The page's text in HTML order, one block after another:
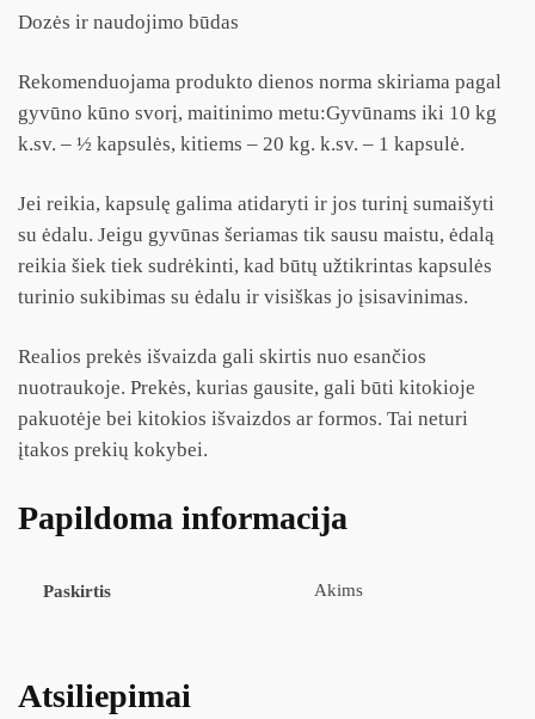
Dozės ir naudojimo būdas
Rekomenduojama produkto dienos norma skiriama pagal
gyvūno kūno svorį, maitinimo metu:Gyvūnams iki 10 kg
k.sv. – ½ kapsulės, kitiems – 20 kg. k.sv. – 1 kapsulė.
Jei reikia, kapsulę galima atidaryti ir jos turinį sumaišyti
su ėdalu. Jeigu gyvūnas šeriamas tik sausu maistu, ėdalą
reikia šiek tiek sudrėkinti, kad būtų užtikrintas kapsulės
turinio sukibimas su ėdalu ir visiškas jo įsisavinimas.
Realios prekės išvaizda gali skirtis nuo esančios
nuotraukoje. Prekės, kurias gausite, gali būti kitokioje
pakuotėje bei kitokios išvaizdos ar formos. Tai neturi
įtakos prekių kokybei.
Papildoma informacija
Paskirtis Akims
Atsiliepimai